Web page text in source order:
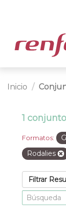
Inicio
1
Formatos:
Rodalies
Filtrar